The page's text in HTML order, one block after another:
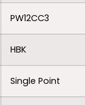
PW12CC3
HBK
Single Point